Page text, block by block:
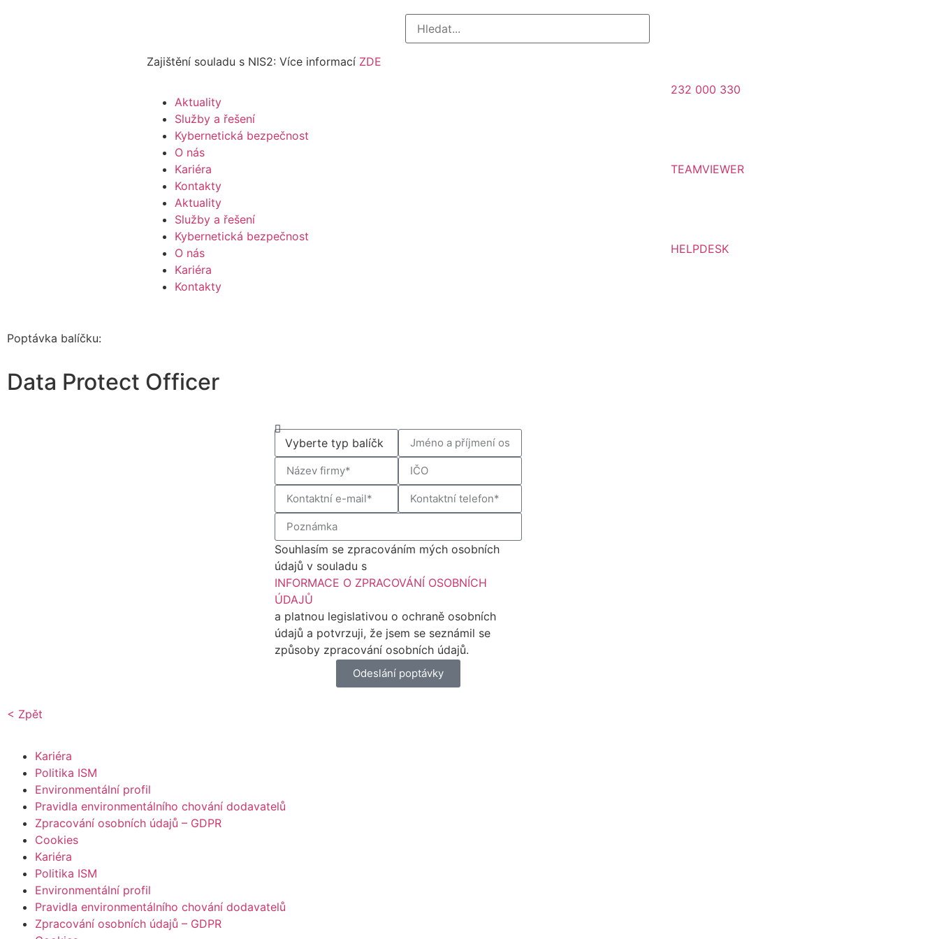
Zajištění souladu s NIS2: Více informací ZDE
Aktuality
Služby a řešení
Kybernetická bezpečnost
O nás
Kariéra
Kontakty
Aktuality
Služby a řešení
Kybernetická bezpečnost
O nás
Kariéra
Kontakty
232 000 330
TEAMVIEWER
HELPDESK
Poptávka balíčku:
Data Protect Officer
Souhlasím se zpracováním mých osobních
údajů v souladu s
INFORMACE O ZPRACOVÁNÍ OSOBNÍCH
ÚDAJŮ
a platnou legislativou o ochraně osobních
údajů a potvrzuji, že jsem se seznámil se
způsoby zpracování osobních údajů.
Odeslání poptávky
< Zpět
Kariéra
Politika ISM
Environmentální profil
Pravidla environmentálního chování dodavatelů
Zpracování osobních údajů – GDPR
Cookies
Kariéra
Politika ISM
Environmentální profil
Pravidla environmentálního chování dodavatelů
Zpracování osobních údajů – GDPR